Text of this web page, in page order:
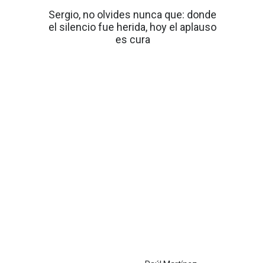
Sergio, no olvides nunca que: donde
el silencio fue herida, hoy el aplauso
es cura